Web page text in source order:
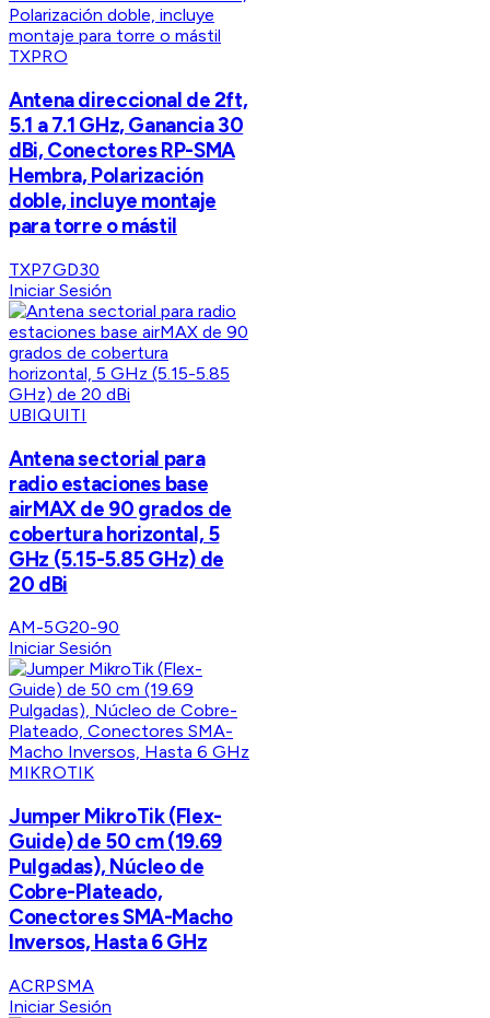
TXPRO
Antena direccional de 2ft,
5.1 a 7.1 GHz, Ganancia 30
dBi, Conectores RP-SMA
Hembra, Polarización
doble, incluye montaje
para torre o mástil
TXP7GD30
Iniciar Sesión
UBIQUITI
Antena sectorial para
radio estaciones base
airMAX de 90 grados de
cobertura horizontal, 5
GHz (5.15-5.85 GHz) de
20 dBi
AM-5G20-90
Iniciar Sesión
MIKROTIK
Jumper MikroTik (Flex-
Guide) de 50 cm (19.69
Pulgadas), Núcleo de
Cobre-Plateado,
Conectores SMA-Macho
Inversos, Hasta 6 GHz
ACRPSMA
Iniciar Sesión